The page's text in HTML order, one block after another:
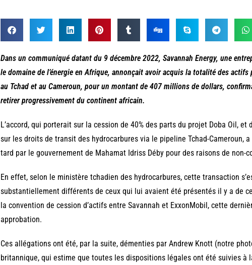
Dans un communiqué datant du 9 décembre 2022, Savannah Energy, une
le domaine de l’énergie en Afrique, annonçait avoir acquis la totalité des
au Tchad et au Cameroun, pour un montant de 407 millions de dollars,
retirer progressivement du continent africain.
L’accord, qui porterait sur la cession de 40% des parts du projet Doba Oil,
sur les droits de transit des hydrocarbures via le pipeline Tchad-Cameroun,
tard par le gouvernement de Mahamat Idriss Déby pour des raisons de non-
En effet, selon le ministère tchadien des hydrocarbures, cette transaction
substantiellement différents de ceux qui lui avaient été présentés il y a de
la convention de cession d’actifs entre Savannah et ExxonMobil, cette
approbation.
Ces allégations ont été, par la suite, démenties par Andrew Knott (notre
britannique, qui estime que toutes les dispositions légales ont été suivies à